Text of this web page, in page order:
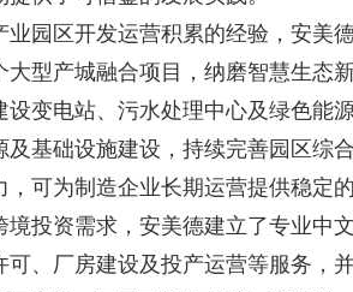
区开发运营积累的经验，安美
大型产城融合项目，纳磨智慧生态
设变电站、污水处理中心及绿色能
及基础设施建设，持续完善园区综
，可为制造企业长期运营提供稳定
资需求，安美德建立了专业中
可、厂房建设及投产运营等服务，